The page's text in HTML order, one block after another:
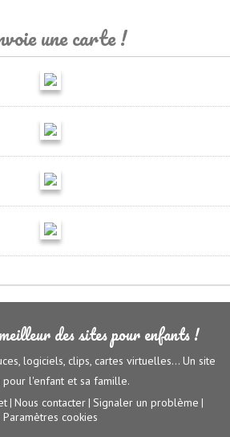
une carte !
des sites pour enfants !
logiciels, clips, cartes virtuelles... Un site
pour l'enfant et sa famille.
| Nous contacter | Signaler un problème |
Paramètres cookies